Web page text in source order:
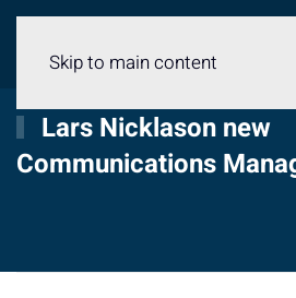
Skip to main content
Lars Nicklason new
Communications